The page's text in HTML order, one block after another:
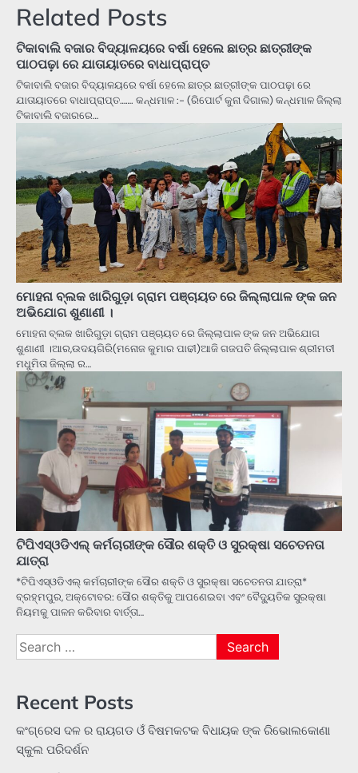
Related Posts
ଟିକାବାଲି ବଜାର ବିଦ୍ୟାଳୟରେ ବର୍ଷା ହେଲେ ଛାତ୍ର ଛାତ୍ରୀଙ୍କ
ପାଠପଢ଼ା ରେ ଯାତାୟାତରେ ବାଧାପ୍ରାପ୍ତ
ଟିକାବାଲି ବଜାର ବିଦ୍ୟାଳୟରେ ବର୍ଷା ହେଲେ ଛାତ୍ର ଛାତ୍ରୀଙ୍କ ପାଠପଢ଼ା ରେ
ଯାତାୟାତରେ ବାଧାପ୍ରାପ୍ତ……. କନ୍ଧମାଳ :- (ରିପୋର୍ଟ କୁନା ଦିଗାଲ) କନ୍ଧମାଳ ଜିଲ୍ଲା
ଟିକାବାଲି ବଜାରରେ…
ମୋହନା ବ୍ଲକ ଖାରିଗୁଡ଼ା ଗ୍ରାମ ପଞ୍ଚାୟତ ରେ ଜିଲ୍ଲାପାଳ ଙ୍କ ଜନ
ଅଭିଯୋଗ ଶୁଣାଣୀ ।
ମୋହନା ବ୍ଲକ ଖାରିଗୁଡ଼ା ଗ୍ରାମ ପଞ୍ଚାୟତ ରେ ଜିଲ୍ଲାପାଳ ଙ୍କ ଜନ ଅଭିଯୋଗ
ଶୁଣାଣୀ ।ଆର,ଉଦୟଗିରି(ମନୋଜ କୁମାର ପାଢୀ)ଆଜି ଗଜପତି ଜିଲ୍ଲାପାଳ ଶ୍ରୀମତୀ
ମଧୁମିତା ଜିଲ୍ଲା ର…
ଟିପିଏସ୍ଓଡିଏଲ୍ କର୍ମଚାରୀଙ୍କ ସୌର ଶକ୍ତି ଓ ସୁରକ୍ଷା ସଚେତନତା
ଯାତ୍ରା
*ଟିପିଏସ୍ଓଡିଏଲ୍ କର୍ମଚାରୀଙ୍କ ସୌର ଶକ୍ତି ଓ ସୁରକ୍ଷା ସଚେତନତା ଯାତ୍ରା*
ବ୍ରହ୍ମପୁର, ଅକ୍ଟୋବର: ସୌର ଶକ୍ତିକୁ ଆପଣେଇବା ଏବଂ ବୈଦ୍ୟୁତିକ ସୁରକ୍ଷା
ନିୟମକୁ ପାଳନ କରିବାର ବାର୍ତ୍ତା…
Search
for:
Recent Posts
କଂଗ୍ରେସ ଦଳ ର ରାୟଗଡ ଓଁ ବିଷମକଟକ ବିଧାୟକ ଙ୍କ ରିଭୋଲକୋଣା
ସ୍କୁଲ ପରିଦର୍ଶନ